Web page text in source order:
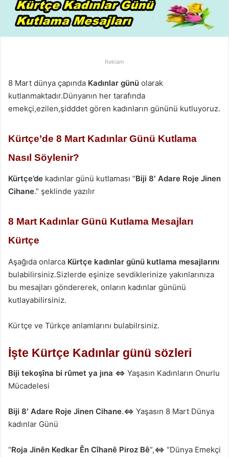
a
g
ö
Reklam
8 Mart dünya çapında Kadınlar günü olarak
kutlanmaktadır.Dünyanın her tarafında
emekçi,ezilen,şidddet gören kadınların gününü kutluyoruz.
Kürtçe’de 8 Mart Kadınlar Günü Kutlama
Nasıl Söylenir?
Kürtçe’de kadınlar günü kutlaması “Biji 8′ Adare Roje Jinen
Cihane.” şeklinde yazılır
8 Mart Kadınlar Günü Kutlama Mesajları
Kürtçe
Aşağıda onlarca Kürtçe kadınlar günü kutlama mesajlarını
bulabilirsiniz.Sizlerde eşinize sevdiklerinize yakınlarınıza
bu mesajları göndererek, onların kadınlar gününü
kutlayabilirsiniz.
Kürtçe ve Türkçe anlamlarını bulabilrsiniz.
İşte Kürtçe Kadınlar günü sözleri
Biji tekoşîna bi rûmet ya jına ⇔ Yaşasın Kadınların Onurlu
Mücadelesi
Biji 8′ Adare Roje Jinen Cihane.⇔ Yaşasın 8 Mart Dünya
kadınlar Günü
“Roja Jinên Kedkar Ên Cîhanê Piroz Bê”,⇔ “Dünya Emekçi